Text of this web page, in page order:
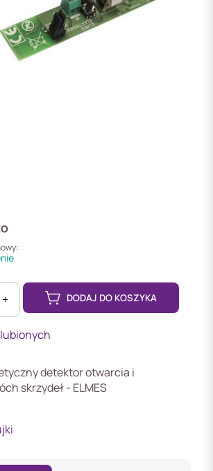
+ DODAJ DO KOSZYKA
detektor otwarcia i
skrzydeł - ELMES